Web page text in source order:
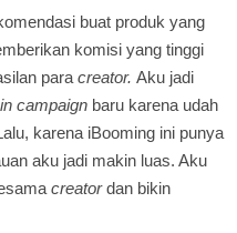
buat produk yang
komisi yang tinggi
para creator. Aku jadi
campaign baru karena udah
karena iBooming ini punya
aku jadi makin luas. Aku
creatordan bikin